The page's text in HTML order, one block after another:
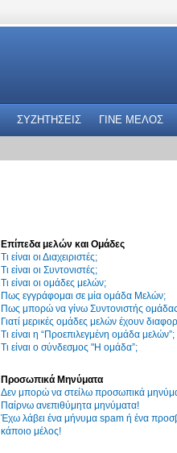
ΣΥΖΗΤΗΣΕΙΣ ΓΙΝΕ ΜΕΛΟΣ
Επίπεδα μελών και Ομάδες
Τι είναι οι Διαχειριστές;
Τι είναι οι Συντονιστές;
Τι είναι οι ομάδες μελών;
Πως εγγράφομαι σε μία ομάδα Μελών;
Πως μπορώ να γίνω Συντονιστής
Γιατί μερικές ομάδες μελών έχουν
Τι είναι η “Προεπιλεγμένη ομάδα μελών”;
Τι είναι ο σύνδεσμος "Η ομάδα”;
Προσωπικά Μηνύματα
Δεν μπορώ να στείλω προσωπικά
Παίρνω ανεπιθύμητα μηνύματα!
Έχω λάβει ένα μήνυμα spam ή ένα
κάποιο μέλος!